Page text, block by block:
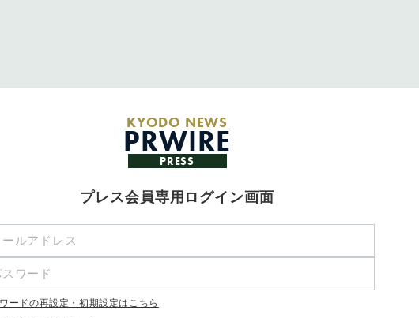
KYODO NEWS
PRWIRE
PRESS
プレス会員専用ログイン画面
ードの再設定・初期設定はこちら